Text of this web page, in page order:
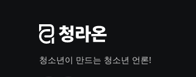
청소년이 만드는 청소년 언론!